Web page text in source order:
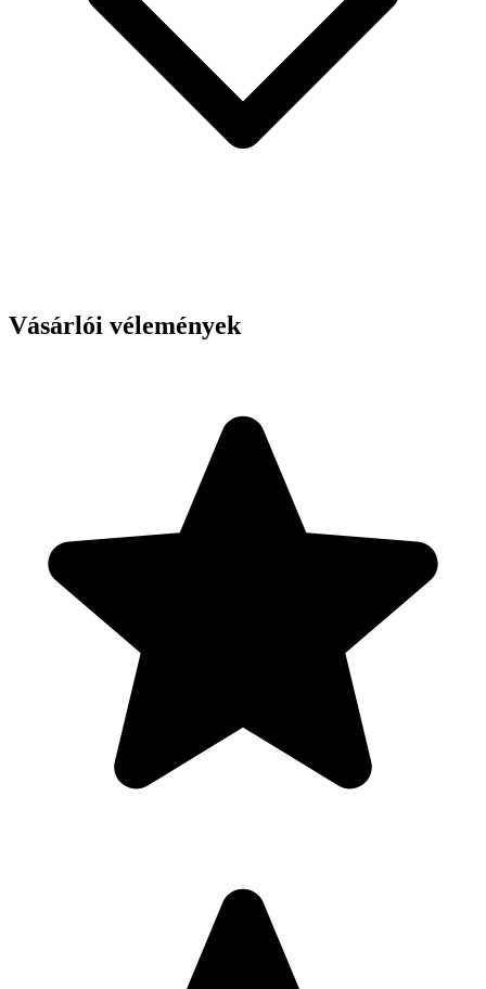
Vásárlói vélemények